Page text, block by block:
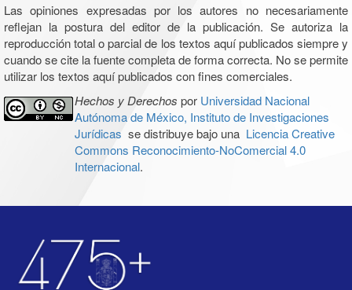
Las opiniones expresadas por los autores no necesariamente
reflejan la postura del editor de la publicación. Se autoriza la
reproducción total o parcial de los textos aquí publicados siempre y
cuando se cite la fuente completa de forma correcta. No se permite
utilizar los textos aquí publicados con fines comerciales.
Hechos y Derechos por Universidad Nacional
Autónoma de México, Instituto de Investigaciones
Jurídicas se distribuye bajo una Licencia Creative
Commons Reconocimiento-NoComercial 4.0
Internacional.